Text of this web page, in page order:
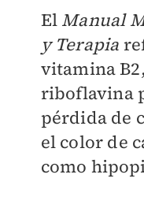
El Manual
y Terapia
vitamina
riboflavina
pérdida de
el color de
como